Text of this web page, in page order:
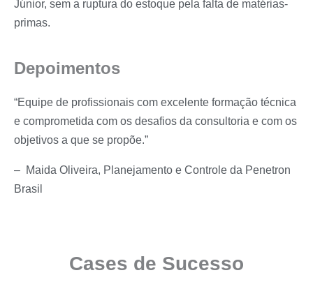
Júnior, sem a ruptura do estoque pela falta de matérias-
primas.
Depoimentos
“Equipe de profissionais com excelente formação técnica
e comprometida com os desafios da consultoria e com os
objetivos a que se propõe.”
– Maida Oliveira, Planejamento e Controle da Penetron
Brasil
Cases de Sucesso